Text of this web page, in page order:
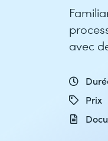
avec
Prix